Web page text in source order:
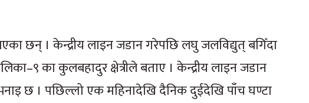
छन् । केन्द्रीय लाइन जडान गरेपछि लघु जलविद्युत् बगिँदा
का कुलबहादुर क्षेत्रीले बताए । केन्द्रीय लाइन जडान
छ । पछिल्लो एक महिनादेखि दैनिक दुईदेखि पाँच घण्टा